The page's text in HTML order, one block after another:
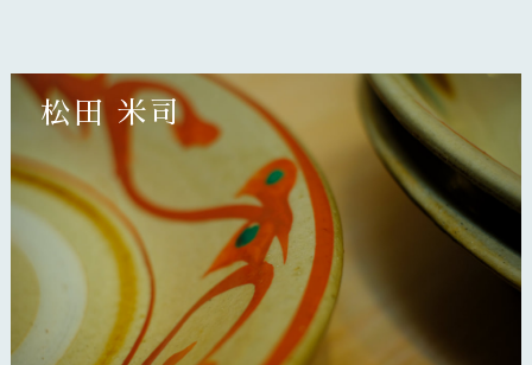
松田 米司